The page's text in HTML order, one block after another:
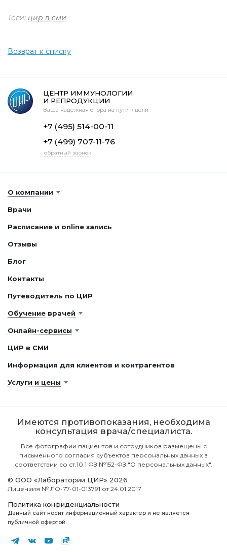
Теги: цир в сми
Возврат к списку
ЦЕНТР ИММУНОЛОГИИ
И РЕПРОДУКЦИИ
Ваша надежная опора на пути к цели
+7 (495) 514-00-11
+7 (499) 707-11-76
обратный звонок
О компании
Врачи
Расписание и online запись
Отзывы
Блог
Контакты
Путеводитель по ЦИР
Обучение врачей
Онлайн-сервисы
ЦИР в СМИ
Информация для клиентов и контрагентов
Услуги и цены
Имеются противопоказания, необходима
консультация врача/специалиста.
Все фотографии пациентов и сотрудников размещены с
письменного согласия субъектов персональных данных в
соответствии со ст.10.1 ФЗ №152-ФЗ "О персональных данных".
© ООО «Лаборатории ЦИР» 2026
Лицензия № ЛО-77-01-013791 от 24.01.2017
Политика конфиденциальности
Данный сайт носит информационный характер и не является
публичной офертой.